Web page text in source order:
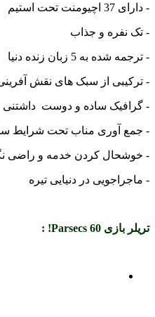
- دارای 37 اچیومنت تحت استیم
- تک نفره و جذاب
- ترجمه شده به 5 زبان زنده دنیا
- ترکیبی از سبک های نقش
- گرافیک ساده و دوست داشتنی
- جمع آوری مناب تحت شرایط
- خوشحال کردن خدمه و راضی
- ماجراجویی در دنیایی تیره
تریلر بازی 60 Parsecs! :